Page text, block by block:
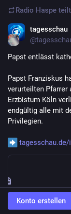
Radio Haspe
tagesschau
@
Papst entlässt
Papst Franziskus
verurteilten Pfarrer
Erzbistum Köln
endgültig alle mit
Privilegien.
Konto erstellen